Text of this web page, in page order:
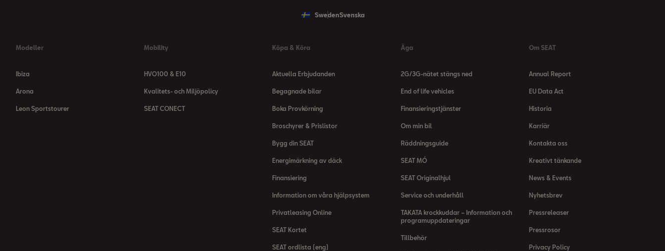
SwedenSvenska
Modeller
Ibiza
Arona
Leon Sportstourer
Mobility
HVO100 & E10
Kvalitets- och Miljöpolicy
SEAT CONECT
Köpa & Köra
Aktuella Erbjudanden
Begagnade bilar
Boka Provkörning
Broschyrer & Prislistor
Bygg din SEAT
Energimärkning av däck
Finansiering
Information om våra hjälpsystem
Privatleasing Online
SEAT Kortet
SEAT ordlista (eng)
Äga
2G/3G-nätet stängs ned
End of life vehicles
Finansieringstjänster
Om min bil
Räddningsguide
SEAT MÓ
SEAT Originalhjul
Service och underhåll
TAKATA krockkuddar – Information och
programuppdateringar
Tillbehör
Om SEAT
Annual Report
EU Data Act
Historia
Karriär
Kontakta oss
Kreativt tänkande
News & Events
Nyhetsbrev
Pressreleaser
Pressrosor
Privacy Policy